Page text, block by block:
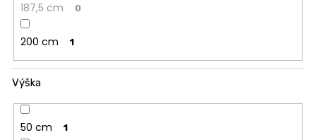
187,5 cm 0
200 cm 1
Výška
50 cm 1